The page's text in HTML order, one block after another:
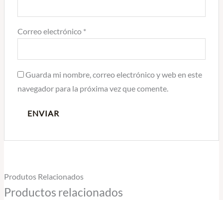
Correo electrónico *
Guarda mi nombre, correo electrónico y web en este
navegador para la próxima vez que comente.
Produtos Relacionados
Productos relacionados